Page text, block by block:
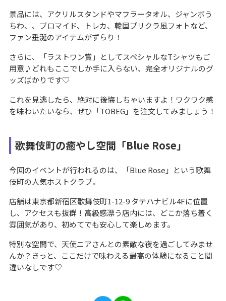
景品には、アクリルスタンドやマフラータオル、ジャンボう
ちわ、、ブロマイド、トレカ、韓国プリクラ風フォトなど、
ファン垂涎のアイテムがずらり！
さらに、「ラストワン賞」としてスペシャルなTシャツもご
用意♪どれもここでしか手に入らない、完全オリジナルのグ
ッズばかりです♡
これを見逃したら、絶対に後悔しちゃいますよ！ワクワク感
を味わいたいなら、ぜひ「TOBEG」を注文してみましょう！
歌舞伎町の癒やし空間「Blue Rose」
今回のイベントが行われるのは、「Blue Rose」という歌舞
伎町の人気ホストクラブ。
店舗は東京都新宿区歌舞伎町1-12-9 タテハナビル4Fに位置
し、アクセスも抜群！高級感漂う店内には、どこか落ち着く
雰囲気があり、初めてでも安心して楽しめます。
特別な空間で、天使ニアさんとの素敵な夜を過ごしてみませ
んか？きっと、ここだけで味わえる最高の体験になること間
違いなしです♡